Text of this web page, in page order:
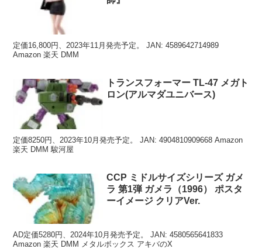
定価16,800円、2023年11月発売予定。 JAN: 4589642714989
Amazon 楽天 DMM
トランスフォーマー TL-47 メガト
ロン(アルマダユニバース)
定価8250円、2023年10月発売予定。 JAN: 4904810909668 Amazon
楽天 DMM 駿河屋
CCP ミドルサイズシリーズ ガメ
ラ 第1弾 ガメラ（1996） ポスタ
ーイメージ クリアVer.
AD定価5280円、2024年10月発売予定。 JAN: 4580565641833
Amazon 楽天 DMM メタルボックス アキバのX